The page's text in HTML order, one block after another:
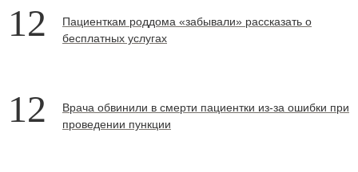
12
Пациенткам роддома «забывали» рассказать о
бесплатных услугах
12
Врача обвинили в смерти пациентки из-за ошибки при
проведении пункции